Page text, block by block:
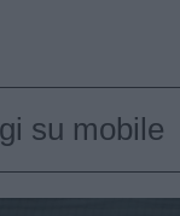
su mobile